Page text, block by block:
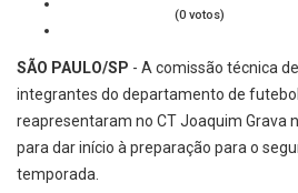
(0 votos)
SÃO PAULO/SP - A comissão técnica
integrantes do departamento de
reapresentaram no CT Joaquim Grava
para dar início à preparação para o
temporada.